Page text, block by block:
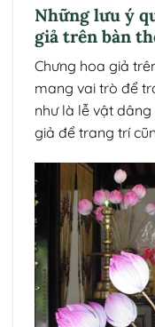
Những lưu ý
giả trên bàn
Chưng hoa giả
mang vai trò để
như là lễ vật dâng
giả để trang trí